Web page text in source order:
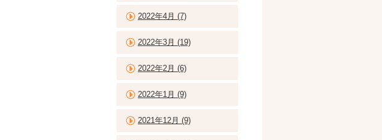
2022年4月 (7)
2022年3月 (19)
2022年2月 (6)
2022年1月 (9)
2021年12月 (9)